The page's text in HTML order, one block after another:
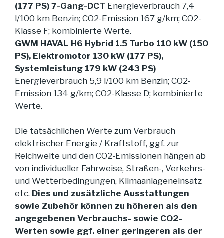
(177 PS) 7-Gang-DCT Energieverbrauch 7,4
l/100 km Benzin; CO2-Emission 167 g/km; CO2-
Klasse F; kombinierte Werte.
GWM HAVAL H6 Hybrid 1.5 Turbo 110 kW (150
PS), Elektromotor 130 kW (177 PS),
Systemleistung 179 kW (243 PS)
Energieverbrauch 5,9 l/100 km Benzin; CO2-
Emission 134 g/km; CO2-Klasse D; kombinierte
Werte.
Die tatsächlichen Werte zum Verbrauch
elektrischer Energie / Kraftstoff, ggf. zur
Reichweite und den CO2-Emissionen hängen ab
von individueller Fahrweise, Straßen-, Verkehrs-
und Wetterbedingungen, Klimaanlageneinsatz
etc. Dies und zusätzliche Ausstattungen
sowie Zubehör können zu höheren als den
angegebenen Verbrauchs- sowie CO2-
Werten sowie ggf. einer geringeren als der